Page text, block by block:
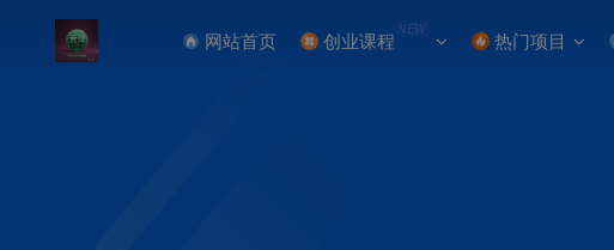
网站首页 创业课程 NEW 热门项目